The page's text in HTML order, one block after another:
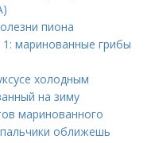
пиона
маринованные грибы
холодным
на зиму
маринованного
оближешь